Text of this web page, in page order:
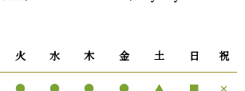
火 水 木 金 土 日 祝